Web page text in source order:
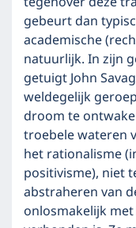
gebeurt dan
academische
natuurlijk. In zijn
getuigt John
weldegelijk
droom te
troebele wateren
het rationalisme
positivisme), niet
abstraheren van
onlosmakelijk